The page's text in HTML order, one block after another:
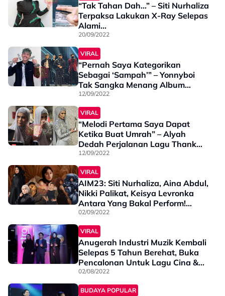
“Tak Tahan Dah…” – Siti Nurhaliza
Terpaksa Lakukan X-Ray Selepas
Alami...
20/09/2022
VIRAL
“Pernah Saya Kategorikan
Sebagai ‘Sampah’” – Yonnyboi
Tak Sangka Menang Album
Terbaik AIM23
12/09/2022
VIRAL
“Melodi Pertama Saya Dapat
Ketika Buat Umrah” – Alyah
Dedah Perjalanan Lagu Thank
You Allah
12/09/2022
VIRAL
AIM23: Siti Nurhaliza, Aina Abdul,
Nikki Palikat, Keisya Levronka
Antara Yang Bakal Perform!
Semak Senarai Penuh Di Sini
02/09/2022
VIRAL
Anugerah Industri Muzik Kembali
Selepas 5 Tahun Berehat, Buka
Pencalonan Untuk Lagu Cina &
India Tempatan
02/08/2022
BUDAYA POPULAR